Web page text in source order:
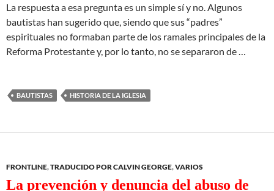
La respuesta a esa pregunta es un simple sí y no. Algunos
bautistas han sugerido que, siendo que sus “padres”
espirituales no formaban parte de los ramales principales de la
Reforma Protestante y, por lo tanto, no se separaron de …
BAUTISTAS HISTORIA DE LA IGLESIA
FRONTLINE,TRADUCIDO POR CALVIN GEORGE,VARIOS
La prevención y denuncia del abuso de